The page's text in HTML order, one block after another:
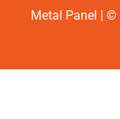
Metal Panel | ©